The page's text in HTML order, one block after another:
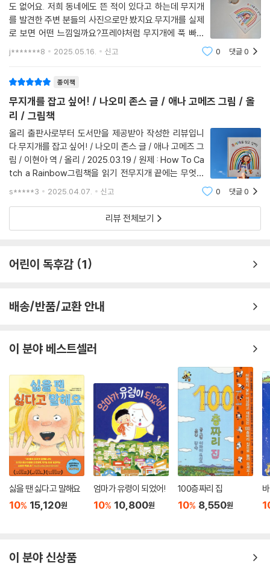
도 없어요. 저희 동네에도 뜬 적이 있다고 하는데 무지개
를 발견한 주변 분들의 사진으로만 봤지요.무지개를 실제
로 보면 어떤 느낌일까요?프레야처럼 무지개에 푹 빠지
게 될까요?📖프레야는 무지개를 좋아해요.알록달록한 무
지개를 보면 얼굴이 환해졌어요.프레야는 자기만의 무지
j*******8 2025.05.16. 신고 0 댓글0
종이책
무지개를 잡고 싶어! / 나오미 존스 글 / 애나 고메즈 그림 / 올
리 / 그림책
올리 출판사로부터 도서만을 제공받아 작성한 리뷰입니
다.무지개를 잡고 싶어! / 나오미 존스 글 / 애나 고메즈 그
림 / 이현아 역 / 올리 / 2025.03.19 / 원제 : How To Ca
tch a Rainbow그림책을 읽기 전무지개 끝에는 무엇이
있을지 궁금해서 읽고 싶은 그림책이었어요.미리 본 장면
느낄 수 있었지요.어떤 이야기가 있을지 궁
s*****3 2025.04.07. 신고 0 댓글0
리뷰 전체보기
어린이 독후감 1
배송/반품/교환 안내
이 분야 베스트셀러
싫을 땐 싫다고 말해요
10% 15,120원
엄마가 유령이 되었어!
10% 10,800원
100층짜리 집
10% 8,550원
이 분야 신상품